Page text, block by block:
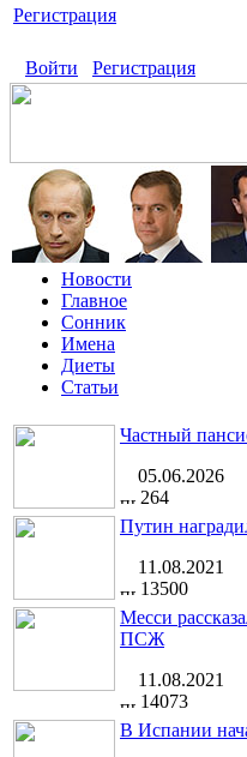
Регистрация
Войти Регистрация
Новости
Главное
Сонник
Имена
Диеты
Статьи
Частный
05.06.2026
264
Путин
11.08.2021
13500
Месси
ПСЖ
11.08.2021
14073
В Испании